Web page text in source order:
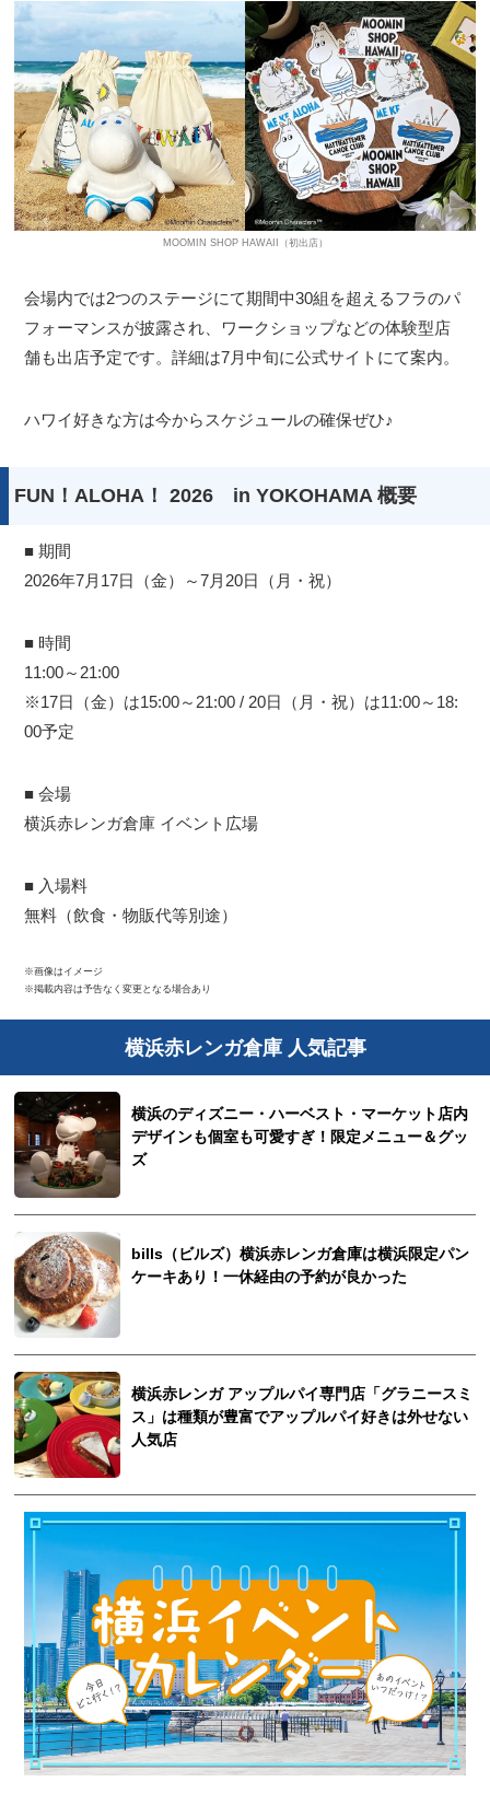
MOOMIN SHOP HAWAII（初出店）
会場内では2つのステージにて期間中30組を超えるフラのパ
フォーマンスが披露され、ワークショップなどの体験型店
舗も出店予定です。詳細は7月中旬に公式サイトにて案内。
ハワイ好きな方は今からスケジュールの確保ぜひ♪
FUN！ALOHA！ 2026 in YOKOHAMA 概要
■ 期間
2026年7月17日（金）～7月20日（月・祝）
■ 時間
11:00～21:00
※17日（金）は15:00～21:00 / 20日（月・祝）は11:00～18:
00予定
■ 会場
横浜赤レンガ倉庫 イベント広場
■ 入場料
無料（飲食・物販代等別途）
※画像はイメージ
※掲載内容は予告なく変更となる場合あり
横浜赤レンガ倉庫 人気記事
横浜のディズニー・ハーベスト・マーケット店内
デザインも個室も可愛すぎ！限定メニュー＆グッ
ズ
bills（ビルズ）横浜赤レンガ倉庫は横浜限定パン
ケーキあり！一休経由の予約が良かった
横浜赤レンガ アップルパイ専門店「グラニースミ
ス」は種類が豊富でアップルパイ好きは外せない
人気店